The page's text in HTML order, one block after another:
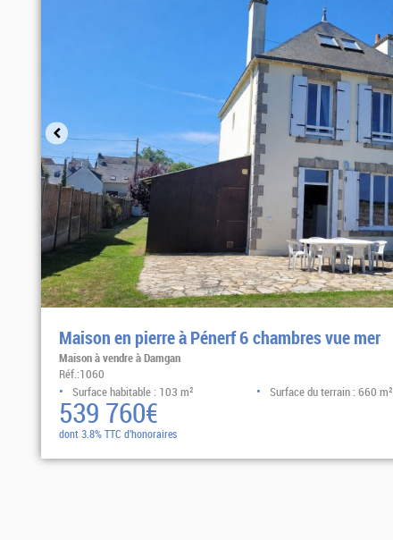
Maison en pierre à Pénerf 6 chambres vue mer
Maison à vendre à Damgan
Réf.:1060
Surface habitable : 103 m²
Surface du terrain : 660 m²
539 760€
dont 3.8% TTC d'honoraires